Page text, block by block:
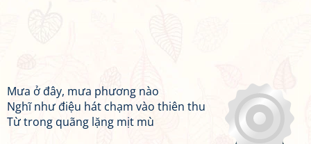
Mưa ở đây, mưa phương nào
Nghĩ như điệu hát chạm vào thiên thu
Từ trong quãng lặng mịt mù